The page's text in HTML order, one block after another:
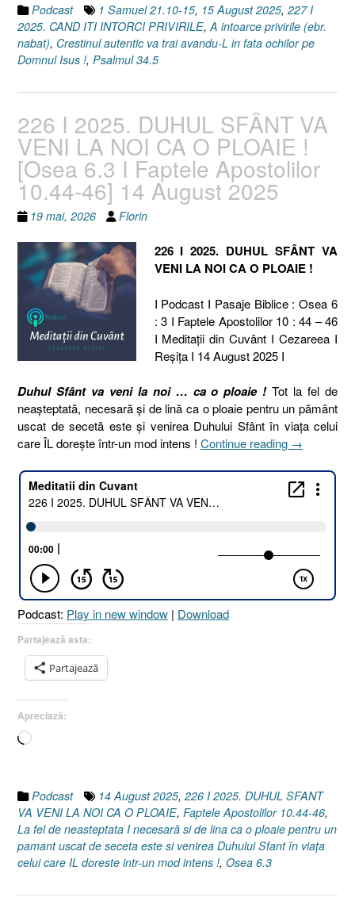
Podcast 1 Samuel 21.10-15, 15 August 2025, 227 I
2025. CAND ITI INTORCI PRIVIRILE, A intoarce privirile (ebr.
nabat), Crestinul autentic va trai avandu-L in fata ochilor pe
Domnul Isus !, Psalmul 34.5
226 I 2025. DUHUL SFÂNT VA
VENI LA NOI CA O PLOAIE !
[Osea 6.3 I Faptele Apostolilor
10.44-46] 14 August 2025
19 mai, 2026 Florin
226 I 2025. DUHUL SFÂNT VA
VENI LA NOI CA O PLOAIE !
I Podcast I Pasaje Biblice : Osea 6
: 3 I Faptele Apostolilor 10 : 44 – 46
I Meditaţii din Cuvânt I Cezareea I
Reşiţa I 14 August 2025 I
Duhul Sfânt va veni la noi … ca o ploaie !Tot la fel de
neașteptată, necesară și de lină ca o ploaie pentru un pământ
uscat de secetă este și venirea Duhului Sfânt în viața celui
care ÎL dorește într-un mod intens ! Continue reading „226
2025.
DUHUL
LA
NOI
CA
14
August
2025”
→
Podcast: Play in new window | Download
Partajează asta:
Partajează
Apreciază:
Încarc...
Podcast 14 August 2025, 226 I 2025. DUHUL SFANT
VA VENI LA NOI CA O PLOAIE, Faptele Apostolilor 10.44-46,
La fel de neasteptata I necesară si de lina ca o ploaie pentru un
pamant uscat de seceta este si venirea Duhului Sfant în viața
celui care IL doreste intr-un mod intens !, Osea 6.3